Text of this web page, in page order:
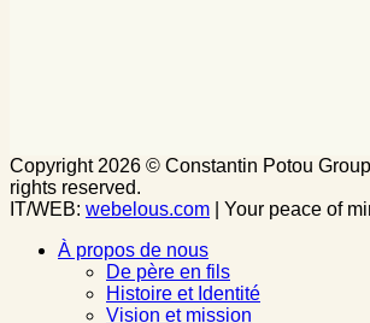
Copyright 2026 © Constantin Potou Group
rights reserved.
IT/WEB: webelous.com | Your peace of
À propos de nous
De père en fils
Histoire et Identité
Vision et mission